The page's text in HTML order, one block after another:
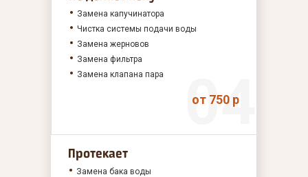
Замена капучинатора
Чистка системы подачи воды
Замена жерновов
Замена фильтра
Замена клапана пара
от 750 р
Протекает
Замена бака воды